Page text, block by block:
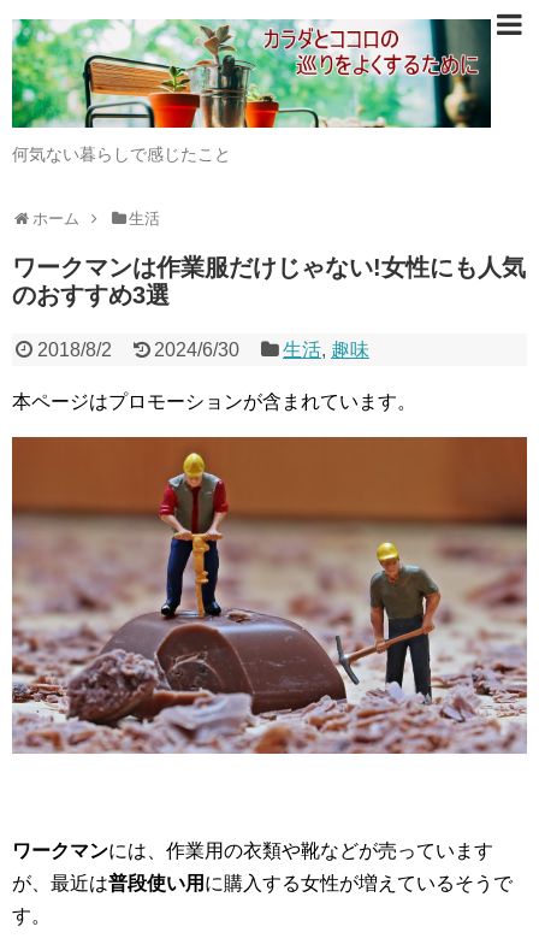
何気ない暮らしで感じたこと
ホーム 生活
ワークマンは作業服だけじゃない!女性にも人気
のおすすめ3選
2018/8/2 2024/6/30 生活, 趣味
本ページはプロモーションが含まれています。
ワークマンには、作業用の衣類や靴などが売っています
が、最近は普段使い用 に購入する女性が増えているそうで
す。